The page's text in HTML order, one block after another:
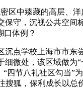
中臻藏的高层、洋
保守，沉视公共空
口体例？
学校上海市市东尝
细微处，该区域做
“四节八礼社区勾当
搜狐，保利成长以